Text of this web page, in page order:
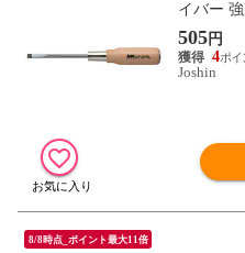
イバー
クスツー
505円
4
Joshin
8/8時点_ポイント最大11倍